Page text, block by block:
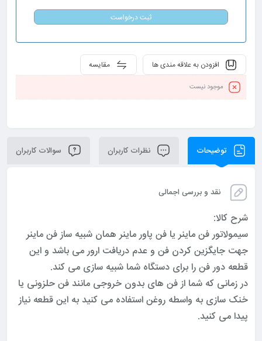
ثبت درخواست
مقایسه افزودن به علاقه مندی ها
موجود نیست
توضیحات نظرات کاربران سوالات کاربران
نقد و بررسی اجمالی
شرح کالا:
سیمولاتور فن ماینر یا فن پاور ماینر همان شبیه ساز فن ماینر
جهت جایگزین کردن فن و عدم دریافت ارور می باشد و این
قطعه دور فن را برای دستگاه شما شبیه سازی می کند.
در زمانی که شما از فن های بدون خروجی مانند فن حلزونی یا
خنک سازی به واسطه روغن استفاده می کنید به این قطعه نیاز
پیدا می کنید.